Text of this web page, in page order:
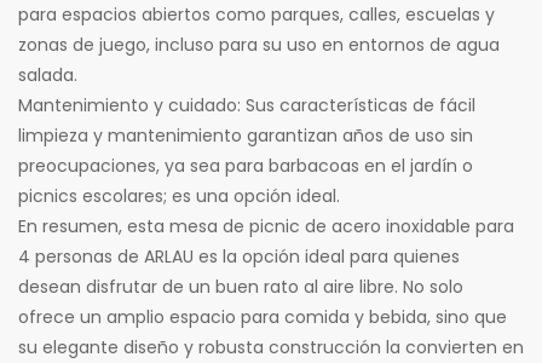
para espacios abiertos como parques, calles, escuelas y
zonas de juego, incluso para su uso en entornos de agua
salada.
Mantenimiento y cuidado: Sus características de fácil
limpieza y mantenimiento garantizan años de uso sin
preocupaciones, ya sea para barbacoas en el jardín o
picnics escolares; es una opción ideal.
En resumen, esta mesa de picnic de acero inoxidable para
4 personas de ARLAU es la opción ideal para quienes
desean disfrutar de un buen rato al aire libre. No solo
ofrece un amplio espacio para comida y bebida, sino que
su elegante diseño y robusta construcción la convierten en